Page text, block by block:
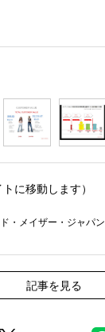
に移動します）
・メイザー・ジャパン
記事を見る